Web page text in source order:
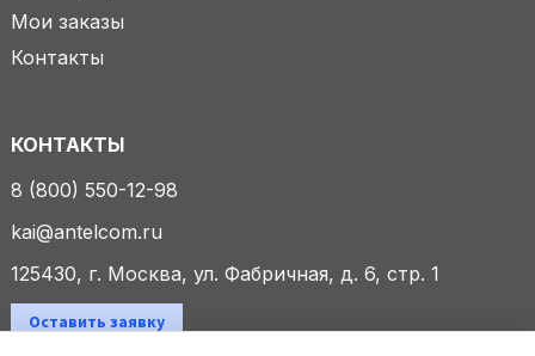
Мои заказы
Контакты
КОНТАКТЫ
8 (800) 550-12-98
kai@antelcom.ru
125430, г. Москва, ул. Фабричная, д. 6, стр. 1
Оставить заявку